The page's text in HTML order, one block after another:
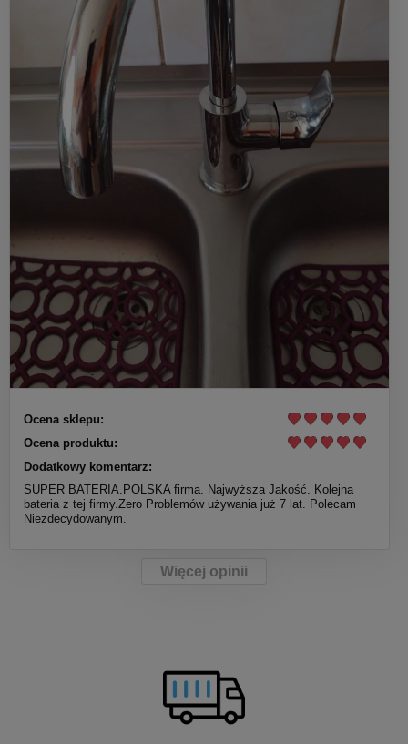
Ocena sklepu:
Ocena produktu:
Dodatkowy komentarz:
SUPER BATERIA.POLSKA firma. Najwyższa Jakość. Kolejna
bateria z tej firmy.Zero Problemów używania już 7 lat. Polecam
Niezdecydowanym.
Więcej opinii